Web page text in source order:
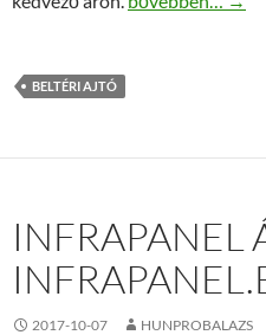
BELTÉRI AJTÓ
INFRAPANEL
2017-10-07 HUNPROBALAZS